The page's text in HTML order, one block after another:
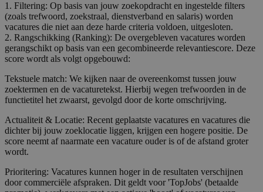
1. Filtering: Op basis van jouw zoekopdracht en ingestelde filters
(zoals trefwoord, zoekstraal, dienstverband en salaris) worden
vacatures die niet aan deze harde criteria voldoen, uitgesloten.
2. Rangschikking (Ranking): De overgebleven vacatures worden
gerangschikt op basis van een gecombineerde relevantiescore. Deze
score wordt als volgt opgebouwd:
Tekstuele match: We kijken naar de overeenkomst tussen jouw
zoektermen en de vacaturetekst. Hierbij wegen trefwoorden in de
functietitel het zwaarst, gevolgd door de korte omschrijving.
Actualiteit & Locatie: Recent geplaatste vacatures en vacatures die
dichter bij jouw zoeklocatie liggen, krijgen een hogere positie. De
score neemt af naarmate een vacature ouder is of de afstand groter
wordt.
Prioritering: Vacatures kunnen hoger in de resultaten verschijnen
door commerciële afspraken. Dit geldt voor 'TopJobs' (betaalde